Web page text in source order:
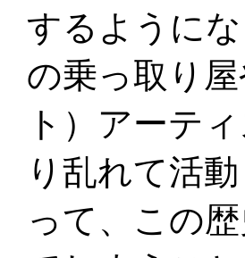
するように
の乗っ取り
ト）アーテ
り乱れて活
って、この